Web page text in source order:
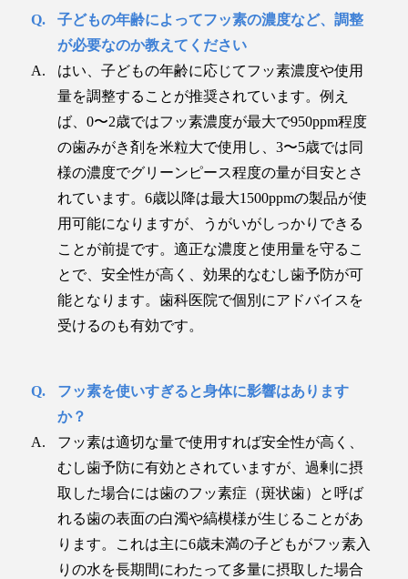
子どもの年齢によってフッ素の濃度など、調整
が必要なのか教えてください
はい、子どもの年齢に応じてフッ素濃度や使用
量を調整することが推奨されています。例え
ば、0〜2歳ではフッ素濃度が最大で950ppm程度
の歯みがき剤を米粒大で使用し、3〜5歳では同
様の濃度でグリーンピース程度の量が目安とさ
れています。6歳以降は最大1500ppmの製品が使
用可能になりますが、うがいがしっかりできる
ことが前提です。適正な濃度と使用量を守るこ
とで、安全性が高く、効果的なむし歯予防が可
能となります。歯科医院で個別にアドバイスを
受けるのも有効です。
フッ素を使いすぎると身体に影響はあります
か？
フッ素は適切な量で使用すれば安全性が高く、
むし歯予防に有効とされていますが、過剰に摂
取した場合には歯のフッ素症（斑状歯）と呼ば
れる歯の表面の白濁や縞模様が生じることがあ
ります。これは主に6歳未満の子どもがフッ素入
りの水を長期間にわたって多量に摂取した場合